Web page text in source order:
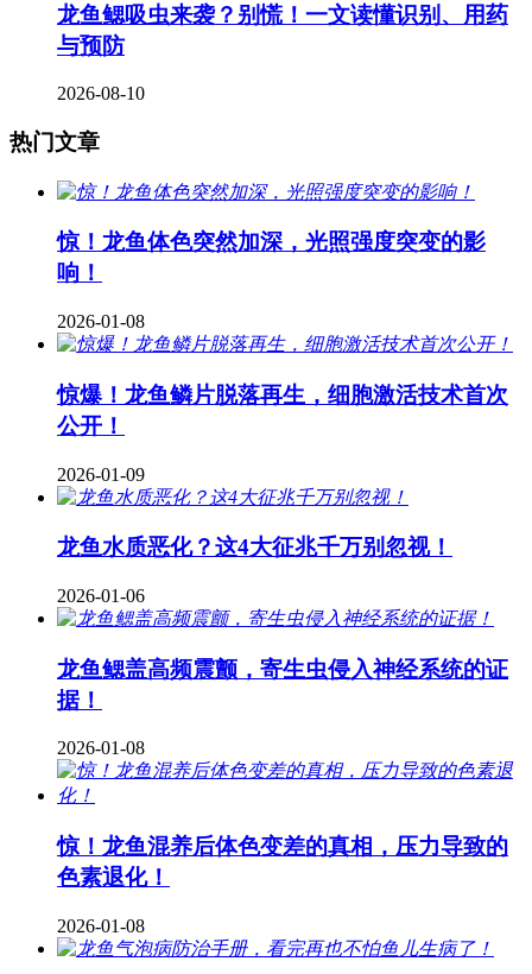
龙鱼鳃吸虫来袭？别慌！一文读懂识别、用药
与预防
2026-08-10
热门文章
惊！龙鱼体色突然加深，光照强度突变的影
响！
2026-01-08
惊爆！龙鱼鳞片脱落再生，细胞激活技术首次
公开！
2026-01-09
龙鱼水质恶化？这4大征兆千万别忽视！
2026-01-06
龙鱼鳃盖高频震颤，寄生虫侵入神经系统的证
据！
2026-01-08
惊！龙鱼混养后体色变差的真相，压力导致的
色素退化！
2026-01-08